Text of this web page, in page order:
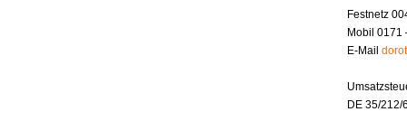
Festnetz
Mobil 0171
E-Mail
DE 35/212/